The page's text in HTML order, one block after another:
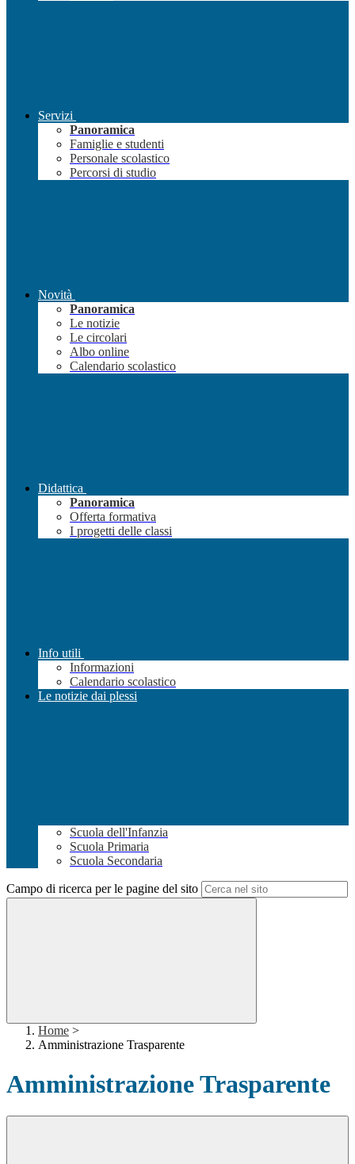
Servizi
Panoramica
Famiglie e studenti
Personale scolastico
Percorsi di studio
Novità
Panoramica
Le notizie
Le circolari
Albo online
Calendario scolastico
Didattica
Panoramica
Offerta formativa
I progetti delle classi
Info utili
Informazioni
Calendario scolastico
Le notizie dai plessi
Scuola dell'Infanzia
Scuola Primaria
Scuola Secondaria
Campo di ricerca per le pagine del sito
Home >
Amministrazione Trasparente
Amministrazione Trasparente